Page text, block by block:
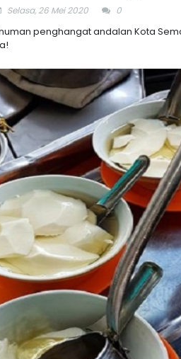
Selasa, 26 Mei 2020 0
penghangat andalan Kota